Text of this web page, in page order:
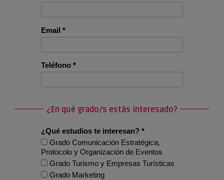
Email *
Teléfono *
¿En qué grado/s estás interesado?
¿Qué estudios te interesan? *
Grado Comunicación Estratégica,
Protocolo y Organización de Eventos
Grado Turismo y Empresas Turísticas
Grado Marketing